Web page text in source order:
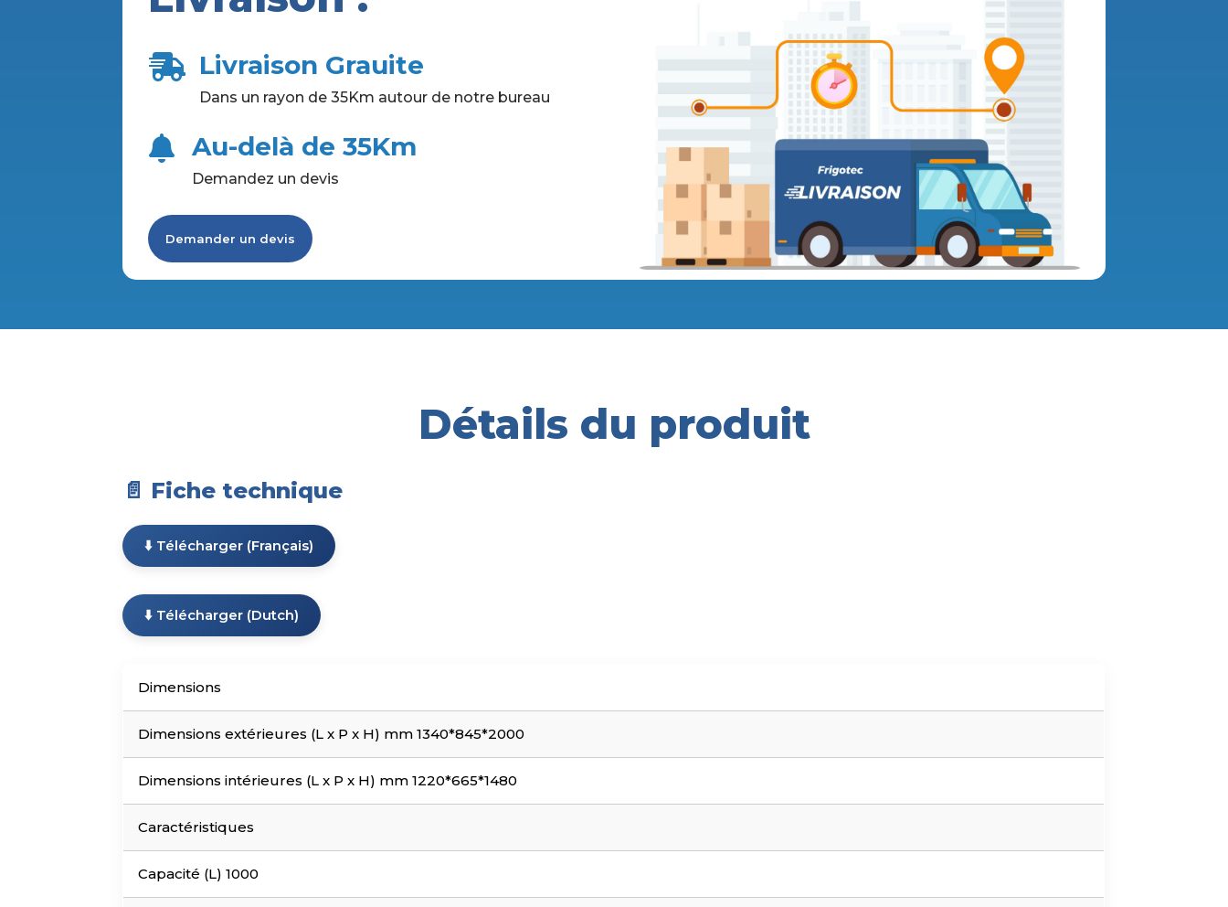
 Livraison Grauite
Dans un rayon de 35Km autour de notre bureau
 Au-delà de 35Km
Demandez un devis
Demander un devis
Détails du produit
📄 Fiche technique
⬇️ Télécharger (Français)
⬇️ Télécharger (Dutch)
Dimensions
Dimensions extérieures (L x P x H) mm 1340*845*2000
Dimensions intérieures (L x P x H) mm 1220*665*1480
Caractéristiques
Capacité (L) 1000